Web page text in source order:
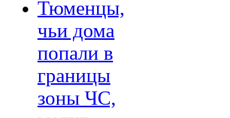
Тюменцы,
чьи дома
попали в
границы
зоны ЧС,